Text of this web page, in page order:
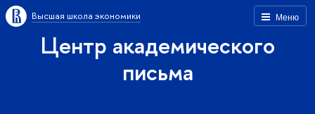
Меню
Высшая школа экономики
Центр академического
письма